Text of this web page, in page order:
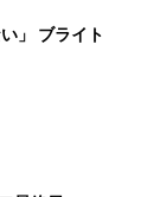
」 ブライト